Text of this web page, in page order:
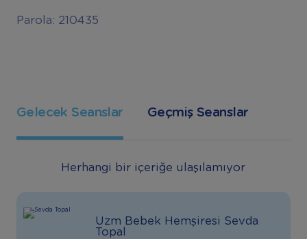
Parola: 210435
Gelecek Seanslar Geçmiş Seanslar
Herhangi bir içeriğe ulaşılamıyor
Uzm Bebek Hemşiresi Sevda
Topal